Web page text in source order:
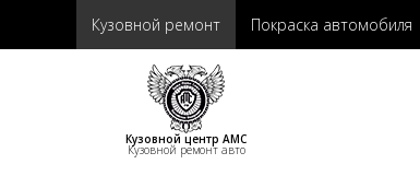
Кузовной ремонт Покраска автомобиля
Кузовной центр АМС
Кузовной ремонт авто